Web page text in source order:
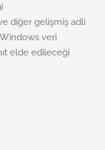
diğer gelişmiş adli
veri
elde edileceği